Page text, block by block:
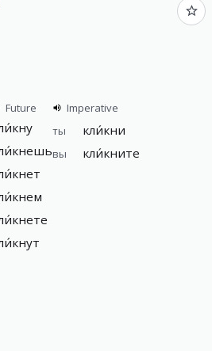
Future
Imperative
ты
кли́кни
вы кли́кните